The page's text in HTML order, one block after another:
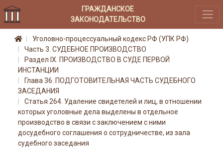
ГРАЖДАНСКОЕ
ЗАКОНОДАТЕЛЬСТВО
Уголовно-процессуальный кодекс РФ (УПК РФ)
Часть 3. СУДЕБНОЕ ПРОИЗВОДСТВО
Раздел IX. ПРОИЗВОДСТВО В СУДЕ ПЕРВОЙ
ИНСТАНЦИИ
Глава 36. ПОДГОТОВИТЕЛЬНАЯ ЧАСТЬ СУДЕБНОГО
ЗАСЕДАНИЯ
Статья 264. Удаление свидетелей и лиц, в отношении
которых уголовные дела выделены в отдельное
производство в связи с заключением с ними
досудебного соглашения о сотрудничестве, из зала
судебного заседания